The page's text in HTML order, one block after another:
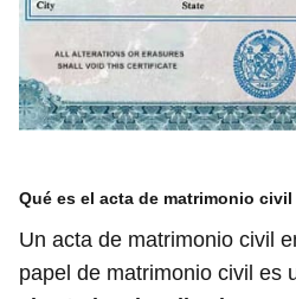
Qué es el acta de matrimonio civil
Un acta de matrimonio civil
papel de matrimonio civil es